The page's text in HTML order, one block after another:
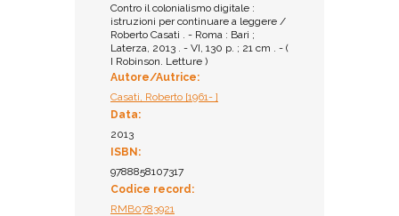
Contro il colonialismo digitale :
istruzioni per continuare a leggere /
Roberto Casati . - Roma : Bari ;
Laterza, 2013 . - VI, 130 p. ; 21 cm . - (
I Robinson. Letture )
Autore/Autrice:
Casati, Roberto [1961- ]
Data:
2013
ISBN:
9788858107317
Codice record:
RMB0783921